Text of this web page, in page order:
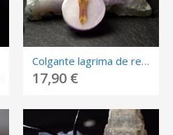
Colgante lagrima de resina flor blanca.
17,90 €